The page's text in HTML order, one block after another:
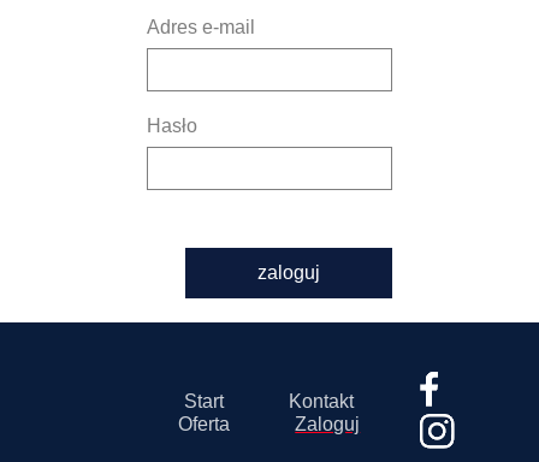
Adres e-mail
Hasło
zaloguj
Start
Kontakt
Oferta
Zaloguj